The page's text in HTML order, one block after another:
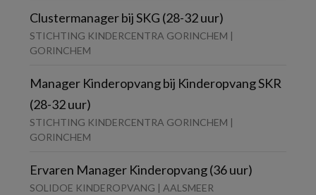
Clustermanager bij SKG (28-32 uur)
STICHTING KINDERCENTRA GORINCHEM |
GORINCHEM
Manager Kinderopvang bij Kinderopvang SKR
(28-32 uur)
STICHTING KINDERCENTRA GORINCHEM |
GORINCHEM
Ervaren Manager Kinderopvang (36 uur)
SOLIDOE KINDEROPVANG | AALSMEER